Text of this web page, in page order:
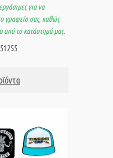
για να
γραφείο σας, καθώς
από το κατάστημά μας.